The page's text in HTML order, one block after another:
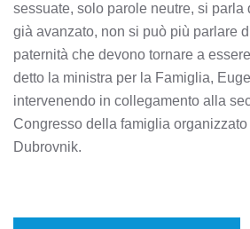
sessuate, solo parole neutre, si parla
già avanzato, non si può più parlare
paternità che devono tornare a
detto la ministra per la Famiglia,
intervenendo in collegamento alla
Congresso della famiglia organizzato
Dubrovnik.